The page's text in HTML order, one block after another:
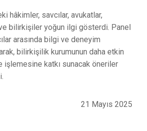
hâkimler, savcılar, avukatlar,
bilirkişiler yoğun ilgi gösterdi. Panel
arasında bilgi ve deneyim
bilirkişilik kurumunun daha etkin
işlemesine katkı sunacak öneriler
21 Mayıs 2025